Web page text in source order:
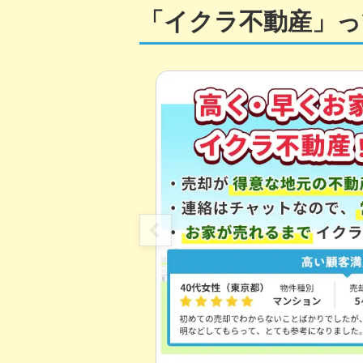
「イクラ不動産」